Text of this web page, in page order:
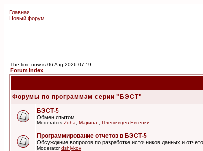
Главная
Новый форум
The time now is 06 Aug 2026 07:19
Forum Index
Форумы по программам серии "БЭСТ"
БЭСТ-5
Обмен опытом
Moderators Zoha Марина. Плешивцев Евгений
Программирование отчетов в БЭСТ-5
Обсуждение вопросов по разработке источников данных и
Moderatordshlykov